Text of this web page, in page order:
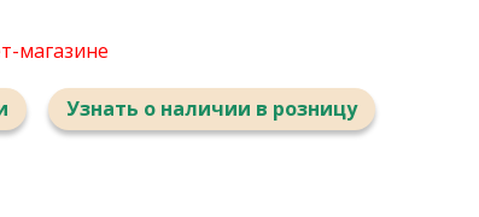
магазине
Узнать о наличии в розницу